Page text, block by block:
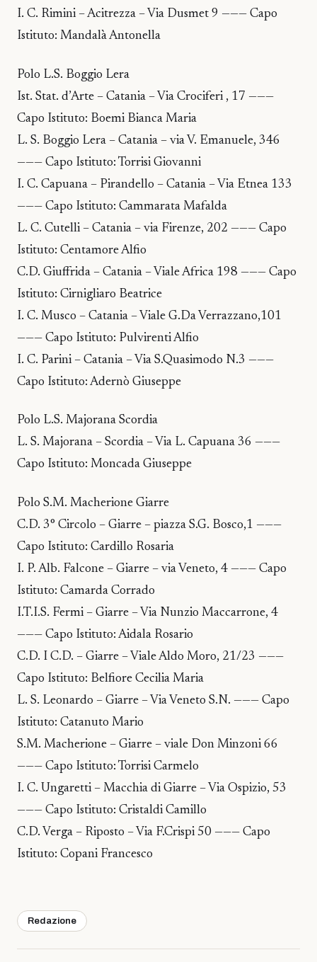
I. C. Rimini – Acitrezza – Via Dusmet 9 ——— Capo
Istituto: Mandalà Antonella
Polo L.S. Boggio Lera
Ist. Stat. d’Arte – Catania – Via Crociferi , 17 ———
Capo Istituto: Boemi Bianca Maria
L. S. Boggio Lera – Catania – via V. Emanuele, 346
——— Capo Istituto: Torrisi Giovanni
I. C. Capuana – Pirandello – Catania – Via Etnea 133
——— Capo Istituto: Cammarata Mafalda
L. C. Cutelli – Catania – via Firenze, 202 ——— Capo
Istituto: Centamore Alfio
C.D. Giuffrida – Catania – Viale Africa 198 ——— Capo
Istituto: Cirnigliaro Beatrice
I. C. Musco – Catania – Viale G.Da Verrazzano,101
——— Capo Istituto: Pulvirenti Alfio
I. C. Parini – Catania – Via S.Quasimodo N.3 ———
Capo Istituto: Adernò Giuseppe
Polo L.S. Majorana Scordia
L. S. Majorana – Scordia – Via L. Capuana 36 ———
Capo Istituto: Moncada Giuseppe
Polo S.M. Macherione Giarre
C.D. 3° Circolo – Giarre – piazza S.G. Bosco,1 ———
Capo Istituto: Cardillo Rosaria
I. P. Alb. Falcone – Giarre – via Veneto, 4 ——— Capo
Istituto: Camarda Corrado
I.T.I.S. Fermi – Giarre – Via Nunzio Maccarrone, 4
——— Capo Istituto: Aidala Rosario
C.D. I C.D. – Giarre – Viale Aldo Moro, 21/23 ———
Capo Istituto: Belfiore Cecilia Maria
L. S. Leonardo – Giarre – Via Veneto S.N. ——— Capo
Istituto: Catanuto Mario
S.M. Macherione – Giarre – viale Don Minzoni 66
——— Capo Istituto: Torrisi Carmelo
I. C. Ungaretti – Macchia di Giarre – Via Ospizio, 53
——— Capo Istituto: Cristaldi Camillo
C.D. Verga – Riposto – Via F.Crispi 50 ——— Capo
Istituto: Copani Francesco
Redazione